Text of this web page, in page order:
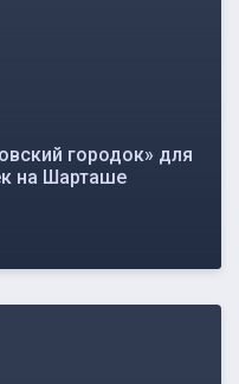
городок» для
на Шарташе